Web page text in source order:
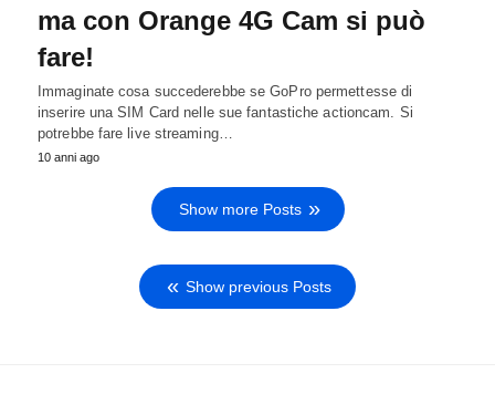
ma con Orange 4G Cam si può
fare!
Immaginate cosa succederebbe se GoPro permettesse di
inserire una SIM Card nelle sue fantastiche actioncam. Si
potrebbe fare live streaming…
10 anni ago
Show more Posts
Show previous Posts